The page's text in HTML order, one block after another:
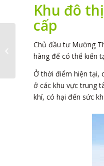
Khu đô
cấp
Chủ đầu tư Mường
hàng để có thể kiến
Ở thời điểm hiện tại,
ở các khu vực trung
khí, có hại đến sức
Thuê căn hộ để ở và
làm văn phòng với 10
triệu đồng mỗi...